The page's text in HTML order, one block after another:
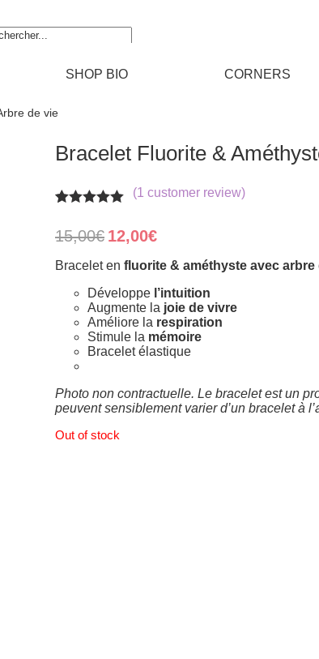
SHOP BIO CORNERS
de vie
Bracelet Fluorite &
out of 5
based on
rating
(1 customer review)
15,00€ Original
price
was:
12,00€Current
is:
Bracelet en fluorite & améthyste avec arbre
Développe l’intuition
Augmente la joie de vivre
Améliore la respiration
Stimule la mémoire
Bracelet élastique
Photo non contractuelle. Le bracelet est un
peuvent sensiblement varier d’un bracelet à
Out of stock